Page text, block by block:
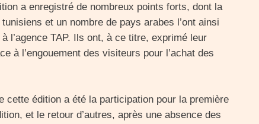
a enregistré de nombreux points forts, dont la
et un nombre de pays arabes l’ont ainsi
l’agence TAP. Ils ont, à ce titre, exprimé leur
à l’engouement des visiteurs pour l’achat des
cette édition a été la participation pour la première
et le retour d’autres, après une absence des